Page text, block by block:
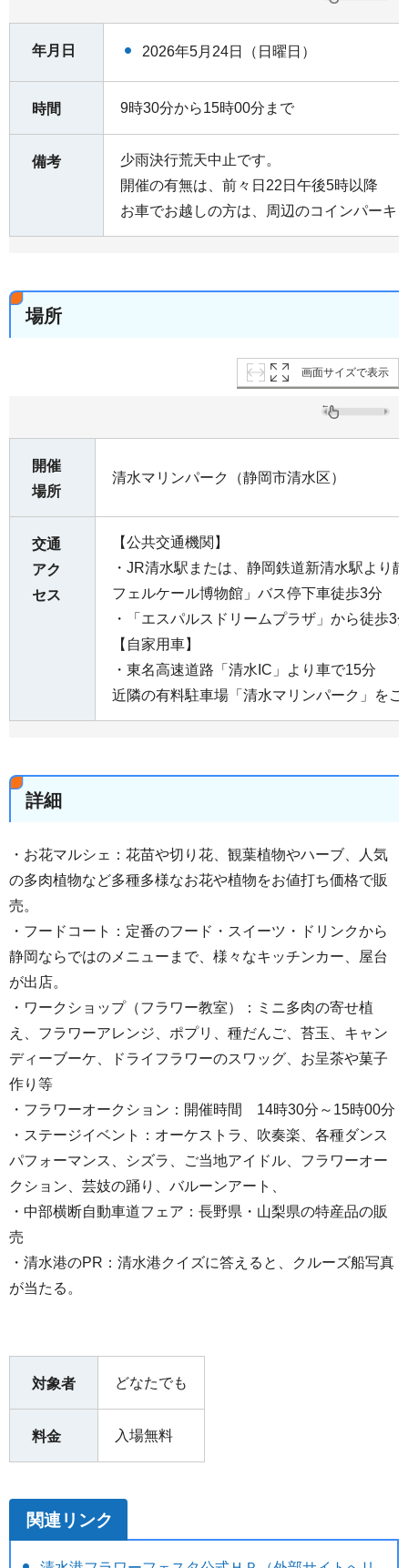
年月日 2026年5月24日（日曜日）
時間 9時30分から15時00分まで
備考
少雨決行荒天中止です。
開催の有無は、前々日22日午後5時以降
お車でお越しの方は、周辺のコインパーキ
場所
画面サイズで表示
開催
場所
清水マリンパーク（静岡市清水区）
交通
アク
セス
【公共交通機関】
・JR清水駅または、静岡鉄道新清水駅より
フェルケール博物館」バス停下車徒歩3分
・「エスパルスドリームプラザ」から徒歩3
【自家用車】
・東名高速道路「清水IC」より車で15分
近隣の有料駐車場「清水マリンパーク」を
詳細
・お花マルシェ：花苗や切り花、観葉植物やハーブ、人気
の多肉植物など多種多様なお花や植物をお値打ち価格で販
売。
・フードコート：定番のフード・スイーツ・ドリンクから
静岡ならではのメニューまで、様々なキッチンカー、屋台
が出店。
・ワークショップ（フラワー教室）：ミニ多肉の寄せ植
え、フラワーアレンジ、ポプリ、種だんご、苔玉、キャン
ディーブーケ、ドライフラワーのスワッグ、お呈茶や菓子
作り等
・フラワーオークション：開催時間 14時30分～15時00分
・ステージイベント：オーケストラ、吹奏楽、各種ダンス
パフォーマンス、シズラ、ご当地アイドル、フラワーオー
クション、芸妓の踊り、バルーンアート、
・中部横断自動車道フェア：長野県・山梨県の特産品の販
売
・清水港のPR：清水港クイズに答えると、クルーズ船写真
が当たる。
対象者 どなたでも
料金 入場無料
関連リンク